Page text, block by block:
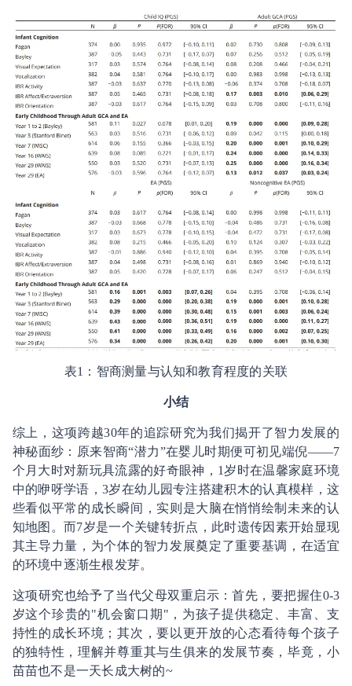
表1：智商测量与认知和教育程度的关联
小结
综上，这项跨越30年的追踪研究为我们揭开了智力发展的
神秘面纱：原来智商“潜力”在婴儿时期便可初见端倪——7
个月大时对新玩具流露的好奇眼神，1岁时在温馨家庭环境
中的咿呀学语，3岁在幼儿园专注搭建积木的认真模样，这
些看似平常的成长瞬间，实则是大脑在悄悄绘制未来的认
知地图。而7岁是一个关键转折点，此时遗传因素开始显现
其主导力量，为个体的智力发展奠定了重要基调，在适宜
的环境中逐渐生根发芽。
这项研究也给予了当代父母双重启示：首先，要把握住0-3
岁这个珍贵的"机会窗口期"，为孩子提供稳定、丰富、支
持性的成长环境；其次，要以更开放的心态看待每个孩子
的独特性，理解并尊重其与生俱来的发展节奏，毕竟，小
苗苗也不是一天长成大树的~